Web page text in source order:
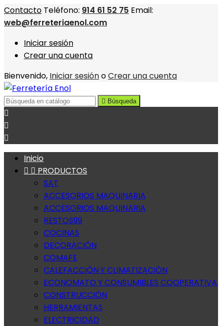
Contacto Teléfono: 914 61 52 75 Email:
web@ferreteriaenol.com
Iniciar sesión
Crear una cuenta
Bienvenido, Iniciar sesiónoCrear una cuenta
 Búsqueda



Inicio
  PRODUCTOS
SAT
ACCESORIOS MAQUINARIA
ACCESORIOS MAQUINARIA
RESTOS99
COCINAS
DECORACIÓN
COMAFE
CALEFACCIÓN Y CLIMATIZACIÓN
ECONOMATO Y CONSUMIBLES COOPERATIVA
CONSTRUCCIÓN
HERRAMIENTAS
ELECTRICIDAD